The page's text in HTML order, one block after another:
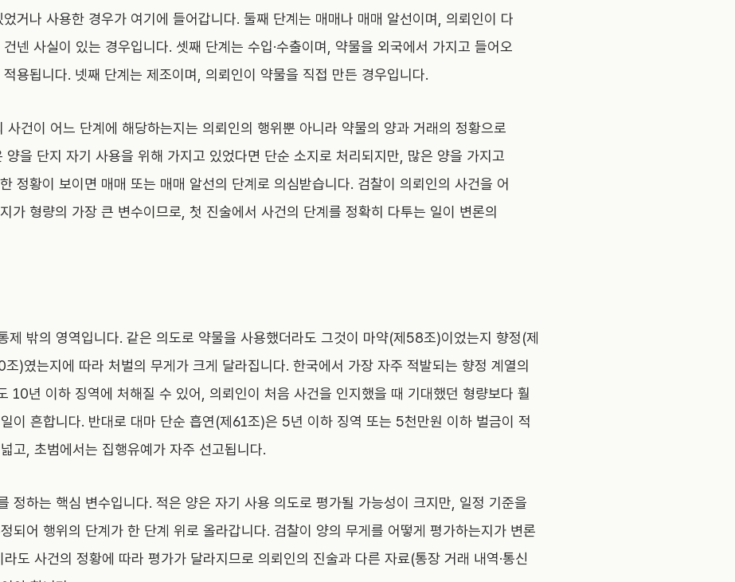
거나 사용한 경우가 여기에 들어갑니다. 둘째 단계는 매매나 매매 알선이며, 의뢰인이 다
넨 사실이 있는 경우입니다. 셋째 단계는 수입·수출이며, 약물을 외국에서 가지고 들어오
용됩니다. 넷째 단계는 제조이며, 의뢰인이 약물을 직접 만든 경우입니다.
사건이 어느 단계에 해당하는지는 의뢰인의 행위뿐 아니라 약물의 양과 거래의 정황으로
양을 단지 자기 사용을 위해 가지고 있었다면 단순 소지로 처리되지만, 많은 양을 가지고
정황이 보이면 매매 또는 매매 알선의 단계로 의심받습니다. 검찰이 의뢰인의 사건을 어
가 형량의 가장 큰 변수이므로, 첫 진술에서 사건의 단계를 정확히 다투는 일이 변론의
제 밖의 영역입니다. 같은 의도로 약물을 사용했더라도 그것이 마약(제58조)이었는지 향정(제
)였는지에 따라 처벌의 무게가 크게 달라집니다. 한국에서 가장 자주 적발되는 향정 계열의
10년 이하 징역에 처해질 수 있어, 의뢰인이 처음 사건을 인지했을 때 기대했던 형량보다 훨
이 흔합니다. 반대로 대마 단순 흡연(제61조)은 5년 이하 징역 또는 5천만원 이하 벌금이 적
고, 초범에서는 집행유예가 자주 선고됩니다.
정하는 핵심 변수입니다. 적은 양은 자기 사용 의도로 평가될 가능성이 크지만, 일정 기준을
되어 행위의 단계가 한 단계 위로 올라갑니다. 검찰이 양의 무게를 어떻게 평가하는지가 변론
도 사건의 정황에 따라 평가가 달라지므로 의뢰인의 진술과 다른 자료(통장 거래 내역·통신